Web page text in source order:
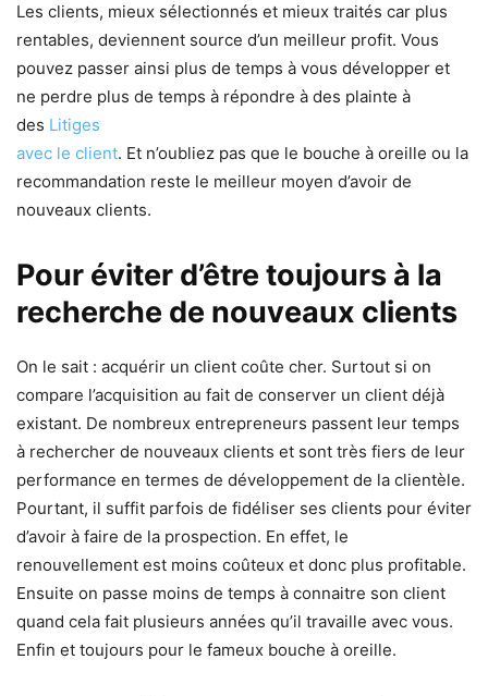
Les clients, mieux sélectionnés et mieux traités car plus
rentables, deviennent source d’un meilleur profit. Vous
pouvez passer ainsi plus de temps à vous développer et
ne perdre plus de temps à répondre à des plainte à
des Litiges
avec le client. Et n’oubliez pas que le bouche à oreille ou la
recommandation reste le meilleur moyen d’avoir de
nouveaux clients.
Pour éviter d’être toujours à la
recherche de nouveaux clients
On le sait : acquérir un client coûte cher. Surtout si on
compare l’acquisition au fait de conserver un client déjà
existant. De nombreux entrepreneurs passent leur temps
à rechercher de nouveaux clients et sont très fiers de leur
performance en termes de développement de la clientèle.
Pourtant, il suffit parfois de fidéliser ses clients pour éviter
d’avoir à faire de la prospection. En effet, le
renouvellement est moins coûteux et donc plus profitable.
Ensuite on passe moins de temps à connaitre son client
quand cela fait plusieurs années qu’il travaille avec vous.
Enfin et toujours pour le fameux bouche à oreille.